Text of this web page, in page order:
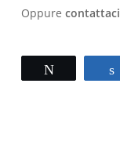
Oppure contattaci